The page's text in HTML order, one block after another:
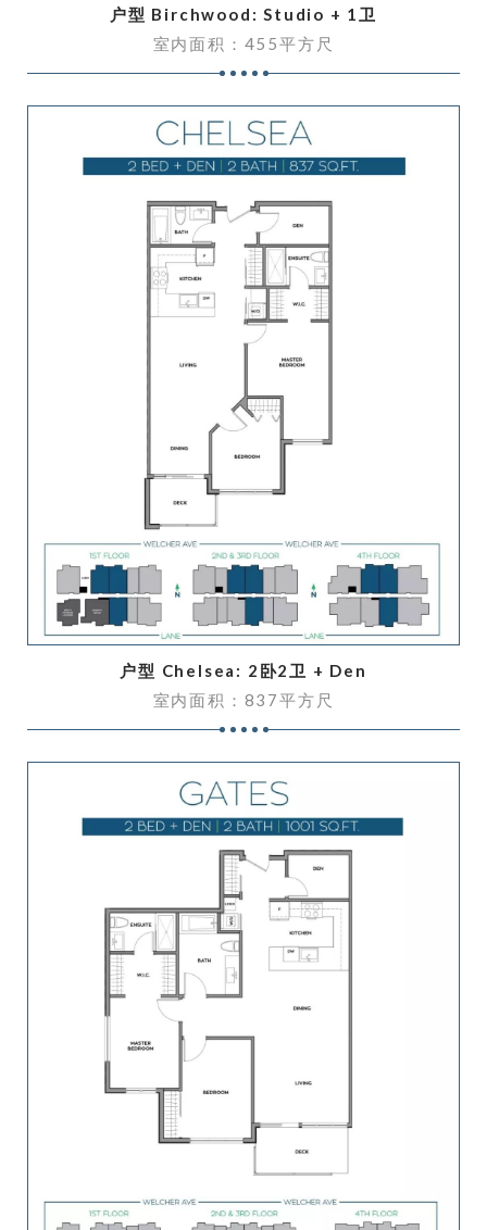
户型 Birchwood: Studio + 1卫
室内面积：455平方尺
户型 Chelsea: 2卧2卫 + Den
室内面积：837平方尺